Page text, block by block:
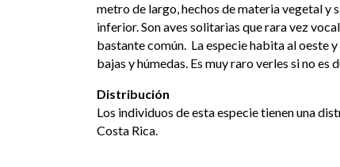
metro de largo, hechos de materia vegetal y
inferior. Son aves solitarias que rara vez
bastante común. La especie habita al oeste
bajas y húmedas. Es muy raro verles si no es
Distribución
Los individuos de esta especie tienen una
Costa Rica.